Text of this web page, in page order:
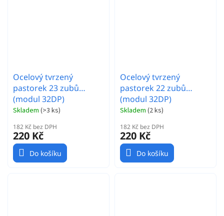
Ocelový tvrzený
pastorek 23 zubů
(modul 32DP)
Skladem (>3 ks)
182 Kč bez DPH
220 Kč
Do košíku
Ocelový tvrzený
pastorek 22 zubů
(modul 32DP)
Skladem (2 ks)
182 Kč bez DPH
220 Kč
Do košíku